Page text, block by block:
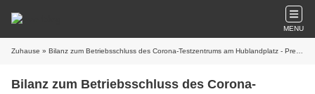
MENU
Zuhause » Bilanz zum Betriebsschluss des Corona-Testzentrums am Hublandplatz - Pressemitteilung LRA WÜ vom 23.2.2023
Bilanz zum Betriebsschluss des Corona-